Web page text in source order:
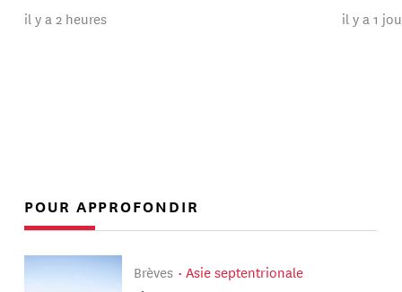
il y a 2 heures il y a 1
POUR APPROFONDIR
Brèves Asie septentrionale